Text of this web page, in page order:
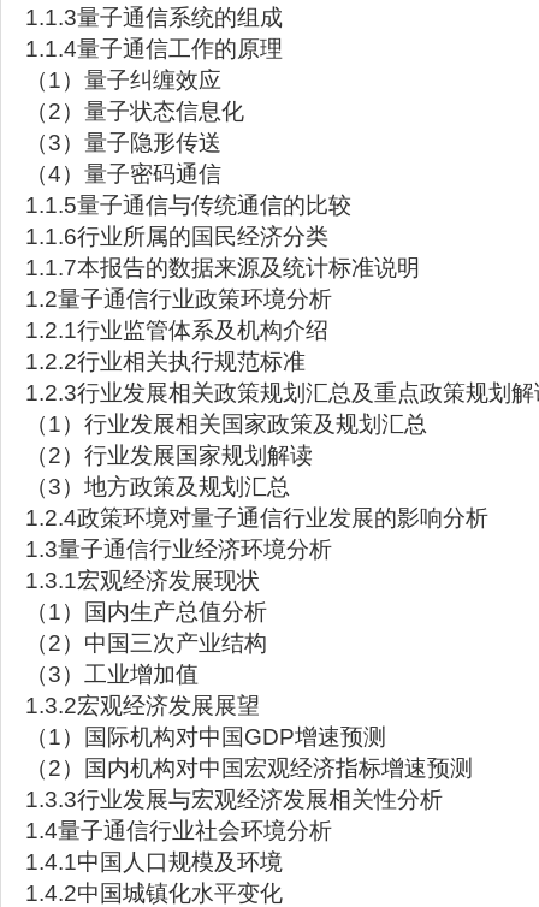
1.1.3量子通信系统的组成
1.1.4量子通信工作的原理
（1）量子纠缠效应
（2）量子状态信息化
（3）量子隐形传送
（4）量子密码通信
1.1.5量子通信与传统通信的比较
1.1.6行业所属的国民经济分类
1.1.7本报告的数据来源及统计标准说明
1.2量子通信行业政策环境分析
1.2.1行业监管体系及机构介绍
1.2.2行业相关执行规范标准
1.2.3行业发展相关政策规划汇总及重点政策规划解
（1）行业发展相关国家政策及规划汇总
（2）行业发展国家规划解读
（3）地方政策及规划汇总
1.2.4政策环境对量子通信行业发展的影响分析
1.3量子通信行业经济环境分析
1.3.1宏观经济发展现状
（1）国内生产总值分析
（2）中国三次产业结构
（3）工业增加值
1.3.2宏观经济发展展望
（1）国际机构对中国GDP增速预测
（2）国内机构对中国宏观经济指标增速预测
1.3.3行业发展与宏观经济发展相关性分析
1.4量子通信行业社会环境分析
1.4.1中国人口规模及环境
1.4.2中国城镇化水平变化